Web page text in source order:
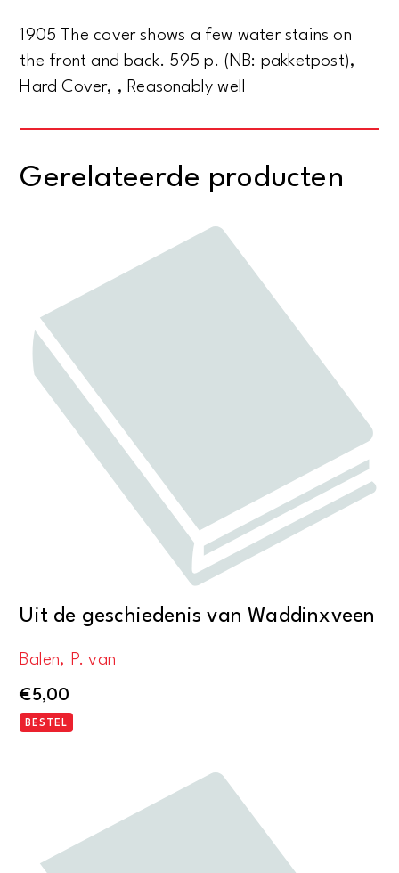
aantal
1905 The cover shows a few water stains on
the front and back. 595 p. (NB: pakketpost),
Hard Cover, , Reasonably well
Gerelateerde producten
Uit de geschiedenis van Waddinxveen
Balen, P. van
€5,00
BESTEL